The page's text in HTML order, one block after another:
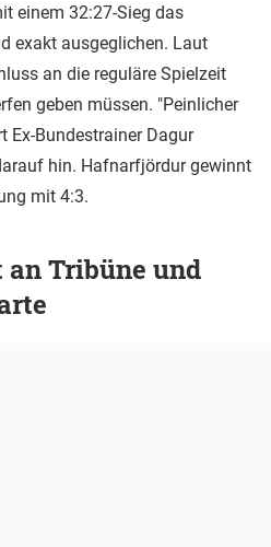
einem 32:27-Sieg das
exakt ausgeglichen. Laut
an die reguläre Spielzeit
geben müssen. "Peinlicher
Ex-Bundestrainer Dagur
hin. Hafnarfjördur gewinnt
mit 4:3.
Tribüne und